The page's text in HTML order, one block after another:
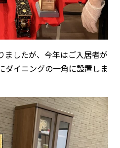
ましたが、今年はご入居者が
ダイニングの一角に設置しま